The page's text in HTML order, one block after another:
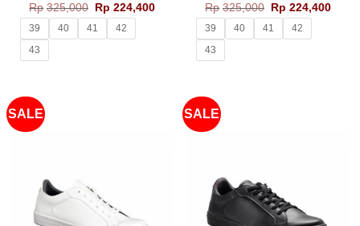
Rp 325,000
Harga
aslinya
adalah:
Rp325,000.
Rp 224,400Harga
Rp224,400.
39 40 41
42
43
Rp 325,000
Harga
aslinya
adalah:
Rp325,000.
Rp 224,400
39 40 41
42
43
SALE SALE